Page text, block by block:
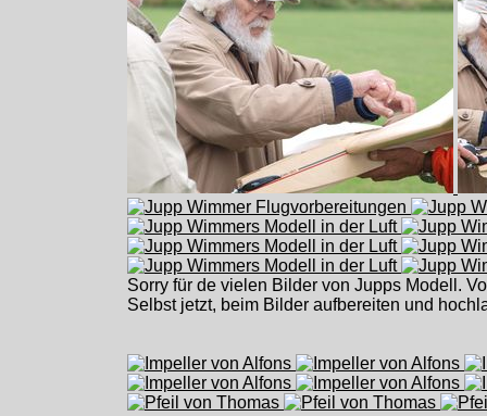
Sorry für de vielen Bilder von Jupps Modell.
Selbst jetzt, beim Bilder aufbereiten und